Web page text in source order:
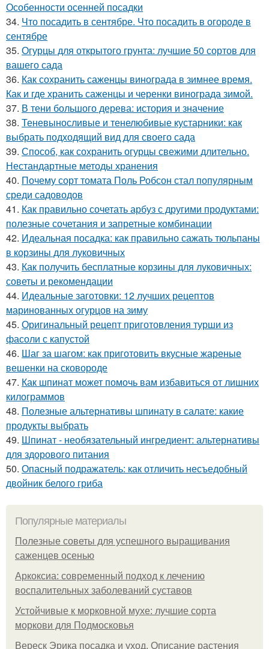
Особенности осенней посадки
34. Что посадить в сентябре. Что посадить в огороде в
сентябре
35. Огурцы для открытого грунта: лучшие 50 сортов для
вашего сада
36. Как сохранить саженцы винограда в зимнее время.
Как и где хранить саженцы и черенки винограда зимой.
37. В тени большого дерева: история и значение
38. Теневыносливые и тенелюбивые кустарники: как
выбрать подходящий вид для своего сада
39. Способ, как сохранить огурцы свежими длительно.
Нестандартные методы хранения
40. Почему сорт томата Поль Робсон стал популярным
среди садоводов
41. Как правильно сочетать арбуз с другими продуктами:
полезные сочетания и запретные комбинации
42. Идеальная посадка: как правильно сажать тюльпаны
в корзины для луковичных
43. Как получить бесплатные корзины для луковичных:
советы и рекомендации
44. Идеальные заготовки: 12 лучших рецептов
маринованных огурцов на зиму
45. Оригинальный рецепт приготовления турши из
фасоли с капустой
46. Шаг за шагом: как приготовить вкусные жареные
вешенки на сковороде
47. Как шпинат может помочь вам избавиться от лишних
килограммов
48. Полезные альтернативы шпинату в салате: какие
продукты выбрать
49. Шпинат - необязательный ингредиент: альтернативы
для здорового питания
50. Опасный подражатель: как отличить несъедобный
двойник белого гриба
Популярные материалы
Полезные советы для успешного выращивания
саженцев осенью
Аркоксиа: современный подход к лечению
воспалительных заболеваний суставов
Устойчивые к морковной мухе: лучшие сорта
моркови для Подмосковья
Вереск Эрика посадка и уход. Описание растения